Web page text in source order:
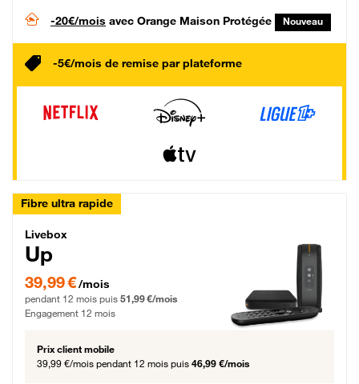
-20€/mois avec Orange Maison Protégée Nouveau
-5€/mois de remise par plateforme
Fibre ultra rapide
Livebox Up Fibre
Livebox
Up
39,99 € par mois pendant 12 mois puis 51,99 € par mois, Engagement 12 mois
39,99 €/mois
pendant 12 mois puis 51,99 €/mois
Engagement 12 mois
Prix client mobile
39,99 €/mois pendant 12 mois puis 46,99 €/mois